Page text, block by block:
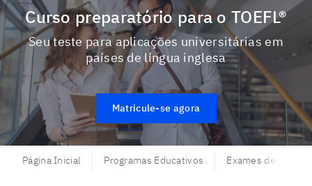
Curso preparatório para o TOEFL®
Seu teste para aplicações universitárias em
países de língua inglesa
Matricule-se agora
Página Inicial Programas Educativos Exames de